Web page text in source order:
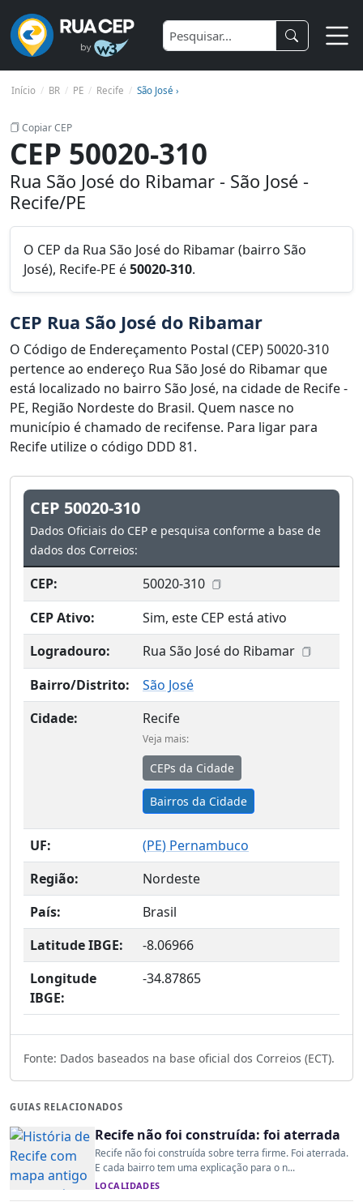
Início BR PE Recife São José ›
Copiar CEP
CEP 50020-310
Rua São José do Ribamar - São José -
Recife/PE
O CEP da Rua São José do Ribamar (bairro São
José), Recife-PE é50020-310.
CEP Rua São José do Ribamar
O Código de Endereçamento Postal (CEP) 50020-310
pertence ao endereço Rua São José do Ribamar que
está localizado no bairro São José, na cidade de Recife -
PE, Região Nordeste do Brasil. Quem nasce no
município é chamado de recifense. Para ligar para
Recife utilize o código DDD 81.
CEP 50020-310
Dados Oficiais do CEP e pesquisa conforme a base de
dados dos Correios:
CEP:
50020-310
CEP Ativo:
Sim, este CEP está ativo
Logradouro:
Rua São José do Ribamar
Bairro/Distrito:
São José
Cidade:
Recife
Veja mais:
CEPs da Cidade
Bairros da Cidade
UF: (PE) Pernambuco
Região:
Nordeste
País:
Brasil
Latitude IBGE:
-8.06966
Longitude
IBGE:
-34.87865
Fonte: Dados baseados na base oficial dos Correios (ECT).
GUIAS RELACIONADOS
Recife não foi construída: foi aterrada
Recife não foi construída sobre terra firme. Foi aterrada.
E cada bairro tem uma explicação para o n...
LOCALIDADES